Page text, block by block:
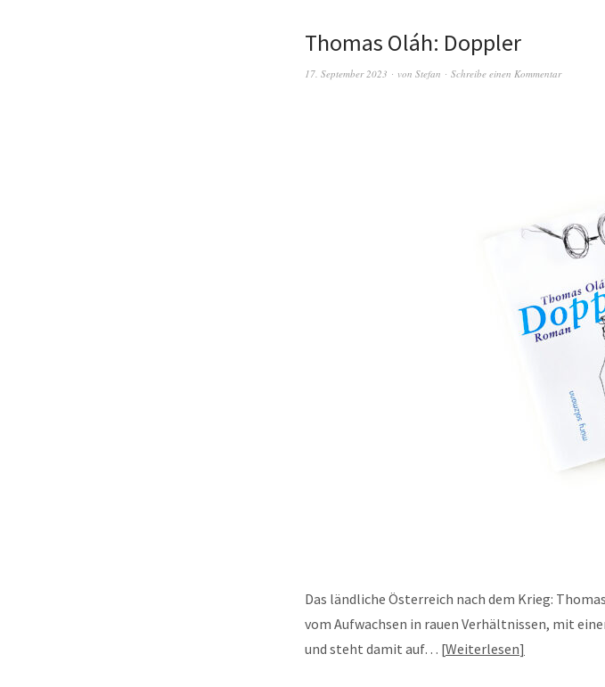
Thomas Oláh: Doppler
17. September 2023 von Stefan Schreibe einen Kommentar
Das ländliche Österreich nach dem Krieg:
vom Aufwachsen in rauen Verhältnissen, mit
und steht damit auf… Weiterlesen